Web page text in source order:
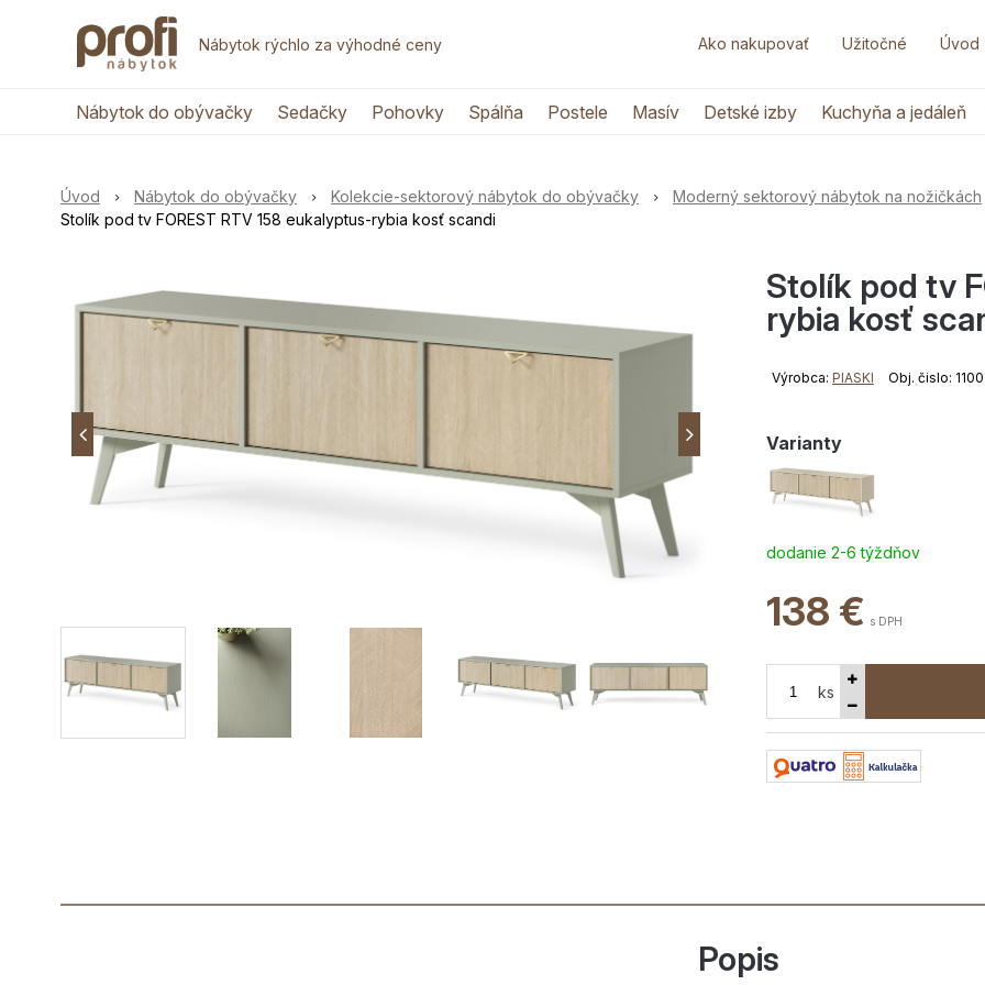
Nábytok rýchlo za výhodné ceny Ako nakupovať Užitočné Úvod
Nábytok do obývačky Sedačky Pohovky Spálňa Postele Masív Detské izby Kuchyňa a jedáleň
Úvod Nábytok do obývačky Kolekcie-sektorový nábytok do obývačky Moderný sektorový nábytok na nožičkách
Stolík pod tv FOREST RTV 158 eukalyptus-rybia kosť scandi
Stolík pod tv
rybia kosť
Výrobca: PIASKI Obj. čislo:
Varianty
dodanie 2-6 týždňov
138 € s DPH
ks
Popis